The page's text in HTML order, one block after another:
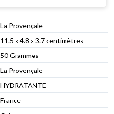
‎La Provençale
‎11.5 x 4.8 x 3.7 centimètres
‎50 Grammes
‎La Provençale
‎HYDRATANTE
‎France